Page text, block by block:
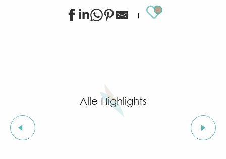
Ajouter
Geführte Tour durch das Dorf Grimaud (private
Wochenmarkt Port Grimaud
Bio- und Ethikmarkt in Grimaud
Flohmarkt von Mas de Bagatin
Orientierungsläufe im Dorf Grimaud
Alle Highlights